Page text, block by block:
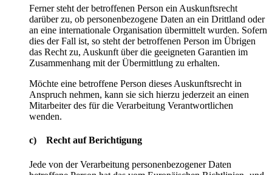
Ferner steht der betroffenen Person ein Auskunftsrecht
darüber zu, ob personenbezogene Daten an ein Drittland oder
an eine internationale Organisation übermittelt wurden. Sofern
dies der Fall ist, so steht der betroffenen Person im Übrigen
das Recht zu, Auskunft über die geeigneten Garantien im
Zusammenhang mit der Übermittlung zu erhalten.
Möchte eine betroffene Person dieses Auskunftsrecht in
Anspruch nehmen, kann sie sich hierzu jederzeit an einen
Mitarbeiter des für die Verarbeitung Verantwortlichen
wenden.
c) Recht auf Berichtigung
Jede von der Verarbeitung personenbezogener Daten